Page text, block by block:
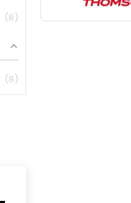
8
8